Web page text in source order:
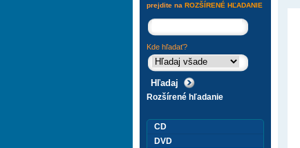
prejdite na ROZŠÍRENÉ HĽADANIE
Kde hľadať?
Rozšírené hľadanie
CD
DVD